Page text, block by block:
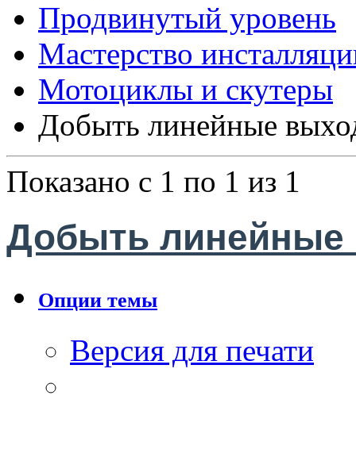
Продвинутый уровень
Мастерство
Мотоциклы и скутеры
Добыть линейные
Показано с 1 по 1 из 1
Добыть линейные
Опции темы
Версия для печати